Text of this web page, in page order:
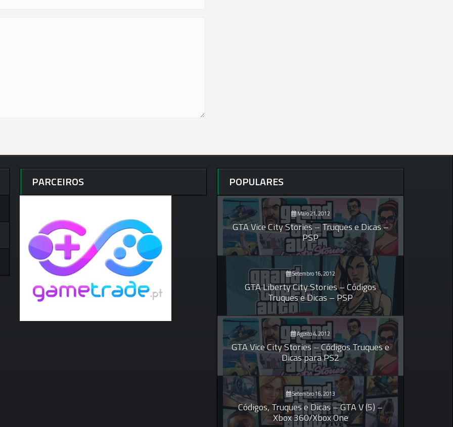
PARCEIROS POPULARES
Maio 21, 2012
GTA Vice City Stories – Truques e Dicas –
PSP
Setembro 16, 2012
GTA Liberty City Stories – Códigos
Truques e Dicas – PSP
Agosto 4, 2012
GTA Vice City Stories – Códigos Truques e
Dicas para PS2
Setembro 16, 2013
Códigos, Truques e Dicas – GTA V (5) –
Xbox 360/Xbox One